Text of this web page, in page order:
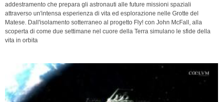
addestramento che prepara gli astronauti alle future missioni spaziali
attraverso un'intensa esperienza di vita ed esplorazione nelle Grotte del
Matese. Dall'isolamento sotterraneo al progetto Fly! con John McFall, alla
scoperta di come due settimane nel cuore della Terra simulano le sfide della
vita in orbita